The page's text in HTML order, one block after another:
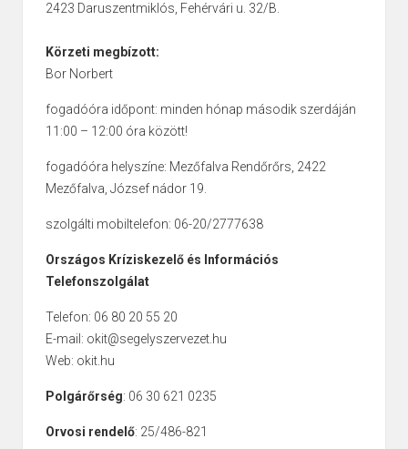
2423 Daruszentmiklós, Fehérvári u. 32/B.
Körzeti megbízott:
Bor Norbert
fogadóóra időpont: minden hónap második szerdáján
11:00 – 12:00 óra között!
fogadóóra helyszíne: Mezőfalva Rendőrőrs, 2422
Mezőfalva, József nádor 19.
szolgálti mobiltelefon: 06-20/2777638
Országos Kríziskezelő és Információs
Telefonszolgálat
Telefon: 06 80 20 55 20
E-mail: okit@segelyszervezet.hu
Web: okit.hu
Polgárőrség: 06 30 621 0235
Orvosi rendelő: 25/486-821